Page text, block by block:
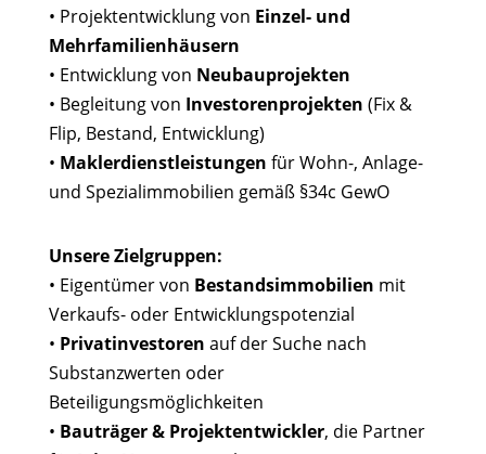
• Projektentwicklung von Einzel- und
Mehrfamilienhäusern
• Entwicklung von Neubauprojekten
• Begleitung von Investorenprojekten (Fix &
Flip, Bestand, Entwicklung)
• Maklerdienstleistungen für Wohn-, Anlage-
und Spezialimmobilien gemäß §34c GewO
Unsere Zielgruppen:
• Eigentümer von Bestandsimmobilien mit
Verkaufs- oder Entwicklungspotenzial
• Privatinvestoren auf der Suche nach
Substanzwerten oder
Beteiligungsmöglichkeiten
• Bauträger & Projektentwickler, die Partner